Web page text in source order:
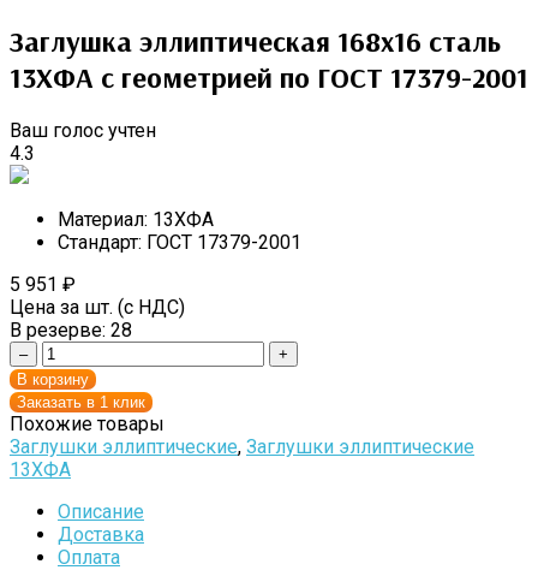
Заглушка эллиптическая 168х16 сталь
13ХФА с геометрией по ГОСТ 17379-2001
Ваш голос учтен
4.3
Материал: 13ХФА
Стандарт: ГОСТ 17379-2001
5 951 ₽
Цена за шт. (с НДС)
В резерве: 28
–
+
В корзину
Заказать в 1 клик
Похожие товары
Заглушки эллиптические, Заглушки эллиптические
13ХФА
Описание
Доставка
Оплата